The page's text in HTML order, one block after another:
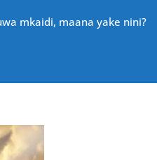
mkaidi, maana yake nini?